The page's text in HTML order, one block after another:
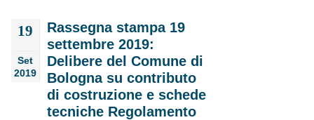
19
Set
2019
Rassegna stampa 19
settembre 2019:
Delibere del Comune di
Bologna su contributo
di costruzione e schede
tecniche Regolamento